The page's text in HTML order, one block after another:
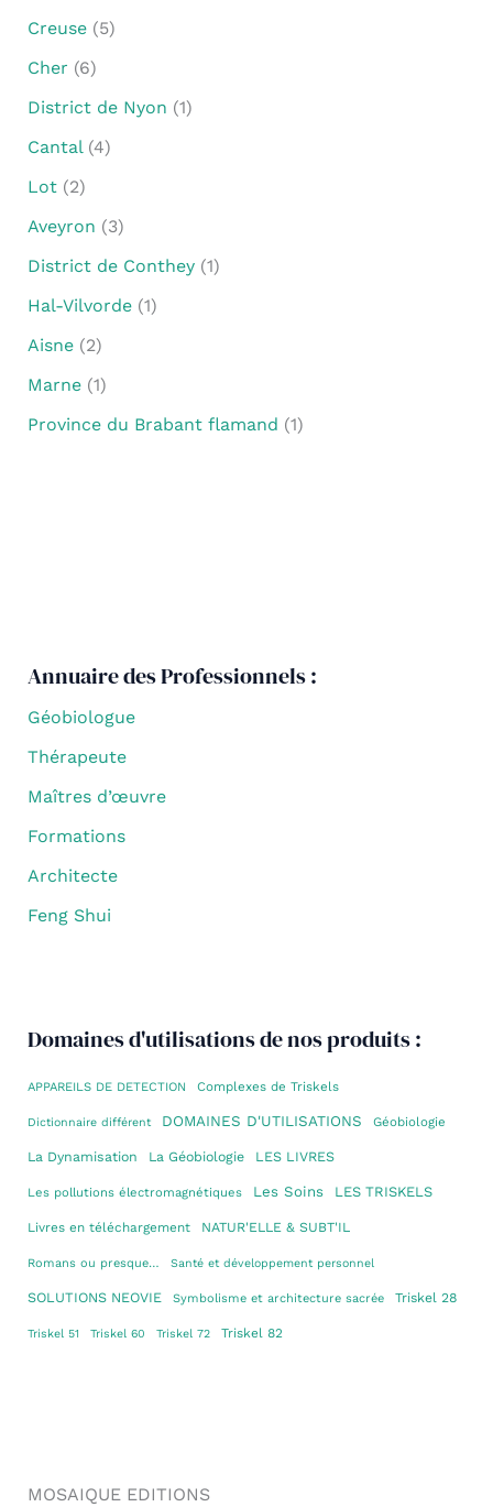
Creuse(5)
Cher (6)
District de Nyon (1)
Cantal (4)
Lot(2)
Aveyron (3)
District de Conthey(1)
Hal-Vilvorde(1)
Aisne(2)
Marne(1)
Province du Brabant flamand (1)
Annuaire des Professionnels :
Géobiologue
Thérapeute
Maîtres d’œuvre
Formations
Architecte
Feng Shui
Domaines d'utilisations de nos produits :
APPAREILS DE DETECTION Complexes de Triskels
Dictionnaire différent DOMAINES D'UTILISATIONS Géobiologie
La Dynamisation La Géobiologie LES LIVRES
Les pollutions électromagnétiques Les Soins LES TRISKELS
Livres en téléchargement NATUR'ELLE & SUBT'IL
Romans ou presque… Santé et développement personnel
SOLUTIONS NEOVIE Symbolisme et architecture sacrée Triskel 28
Triskel 51 Triskel 60 Triskel 72 Triskel 82
MOSAIQUE EDITIONS